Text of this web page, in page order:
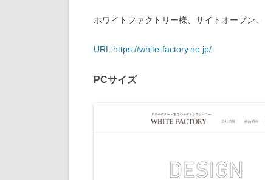
ホワイトファクトリー様、サイトオープン。
URL:https://white-factory.ne.jp/
PCサイズ